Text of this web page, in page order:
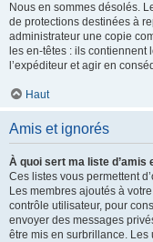
Nous en sommes désolés.
de protections destinées à
administrateur une copie
les en-têtes : ils
l’expéditeur et agir en
Haut
Amis et ignorés
À quoi sert ma liste d’amis
Ces listes vous permettent
Les membres ajoutés à
contrôle utilisateur, pour
envoyer des messages
être mis en surbrillance. Les